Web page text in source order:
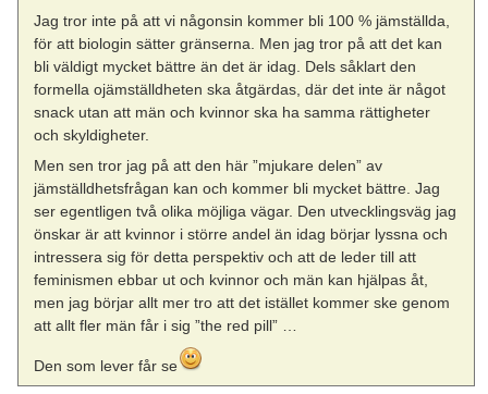
Jag tror inte på att vi någonsin kommer bli 100 % jämställda,
för att biologin sätter gränserna. Men jag tror på att det kan
bli väldigt mycket bättre än det är idag. Dels såklart den
formella ojämställdheten ska åtgärdas, där det inte är något
snack utan att män och kvinnor ska ha samma rättigheter
och skyldigheter.
Men sen tror jag på att den här ”mjukare delen” av
jämställdhetsfrågan kan och kommer bli mycket bättre. Jag
ser egentligen två olika möjliga vägar. Den utvecklingsväg jag
önskar är att kvinnor i större andel än idag börjar lyssna och
intressera sig för detta perspektiv och att de leder till att
feminismen ebbar ut och kvinnor och män kan hjälpas åt,
men jag börjar allt mer tro att det istället kommer ske genom
att allt fler män får i sig ”the red pill” …
Den som lever får se